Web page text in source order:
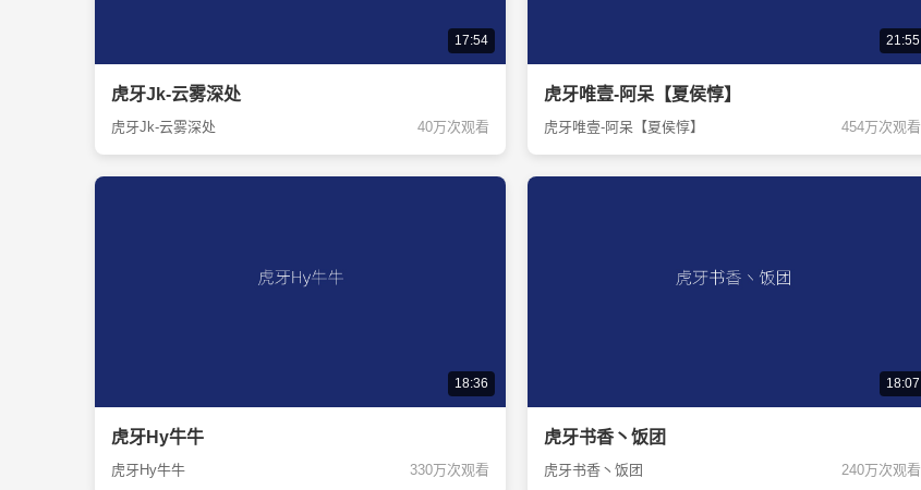
17:54
虎牙Jk-云雾深处
虎牙Jk-云雾深处 40万次观看
21:55
虎牙唯壹-阿呆【夏侯惇】
虎牙唯壹-阿呆【夏侯惇】 454万次观看
18:36
虎牙Hy牛牛
虎牙Hy牛牛 330万次观看
18:07
虎牙书香丶饭团
虎牙书香丶饭团 240万次观看